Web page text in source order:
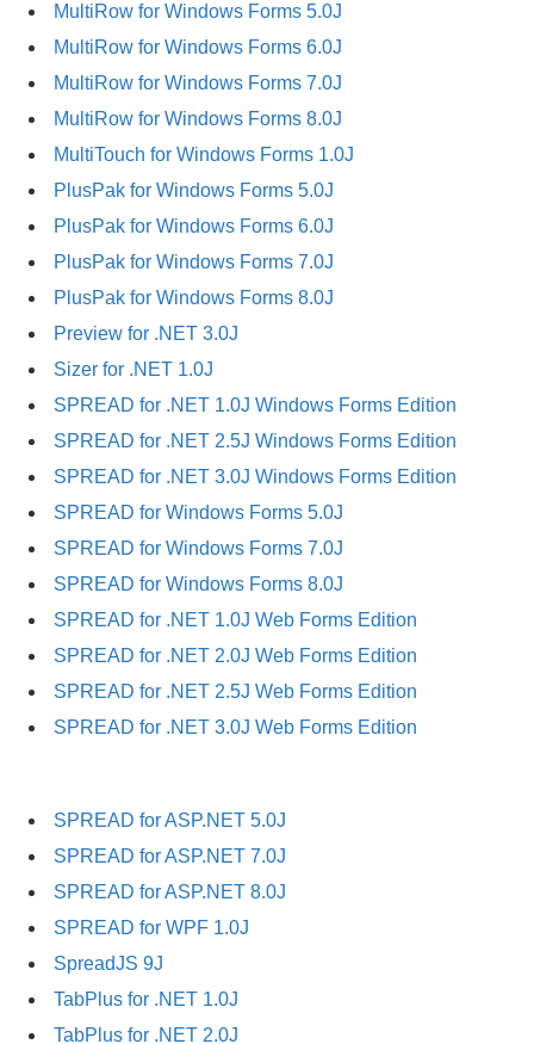
MultiRow for Windows Forms 5.0J
MultiRow for Windows Forms 6.0J
MultiRow for Windows Forms 7.0J
MultiRow for Windows Forms 8.0J
MultiTouch for Windows Forms 1.0J
PlusPak for Windows Forms 5.0J
PlusPak for Windows Forms 6.0J
PlusPak for Windows Forms 7.0J
PlusPak for Windows Forms 8.0J
Preview for .NET 3.0J
Sizer for .NET 1.0J
SPREAD for .NET 1.0J Windows Forms Edition
SPREAD for .NET 2.5J Windows Forms Edition
SPREAD for .NET 3.0J Windows Forms Edition
SPREAD for Windows Forms 5.0J
SPREAD for Windows Forms 7.0J
SPREAD for Windows Forms 8.0J
SPREAD for .NET 1.0J Web Forms Edition
SPREAD for .NET 2.0J Web Forms Edition
SPREAD for .NET 2.5J Web Forms Edition
SPREAD for .NET 3.0J Web Forms Edition
SPREAD for ASP.NET 5.0J
SPREAD for ASP.NET 7.0J
SPREAD for ASP.NET 8.0J
SPREAD for WPF 1.0J
SpreadJS 9J
TabPlus for .NET 1.0J
TabPlus for .NET 2.0J